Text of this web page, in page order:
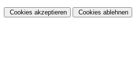
Cookies akzeptieren Cookies ablehnen